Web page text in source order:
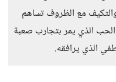
والتكيف مع الظروف تساهم
الذي يمر بتجارب صعبة
الذي يرافقه.